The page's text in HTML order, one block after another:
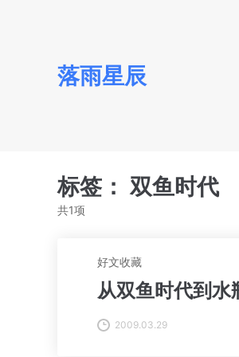
落雨星辰
标签：双鱼时代
共1项
好文收藏
从双鱼时代到水
2009.03.29